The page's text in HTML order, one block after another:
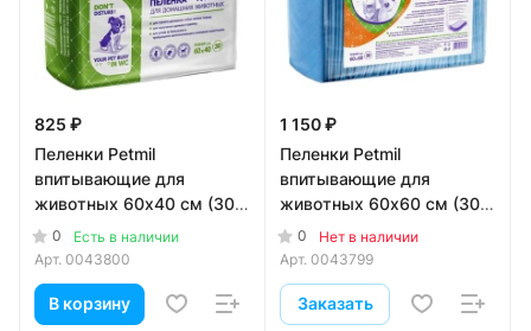
825 ₽
Пеленки Petmil
впитывающие для
животных 60х40 см (30
шт)
0
Есть в наличии
Арт. 0043800
В корзину
1 150 ₽
Пеленки Petmil
впитывающие для
животных 60х60 см (30
шт)
0
Нет в наличии
Арт. 0043799
Заказать